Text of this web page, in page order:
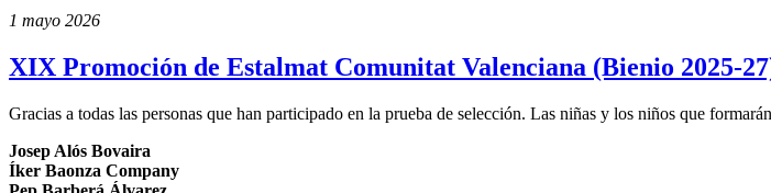
Compartir
1 mayo 2026
XIX Promoción de Estalmat Comunitat Valenciana (Bienio 2025-
Gracias a todas las personas que han participado en la prueba de selección. Las niñas y los niños que
Josep Alós Bovaira
Íker Baonza Company